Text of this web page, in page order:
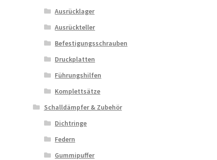
Ausrücklager
Ausrückteller
Befestigungsschrauben
Druckplatten
Führungshilfen
Komplettsätze
Schalldämpfer & Zubehör
Dichtringe
Federn
Gummipuffer